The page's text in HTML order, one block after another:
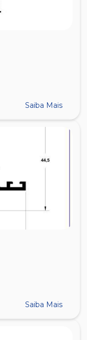
Saiba Mais
Saiba Mais